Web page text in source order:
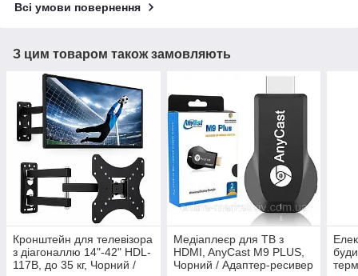
Всі умови повернення
З цим товаром також замовляють
Кронштейн для телевізора
з діагоналлю 14"-42" HDL-
117B, до 35 кг, Чорний /
Медіаплеєр для ТВ з
HDMI, AnyCast M9 PLUS,
Чорний / Адаптер-ресивер